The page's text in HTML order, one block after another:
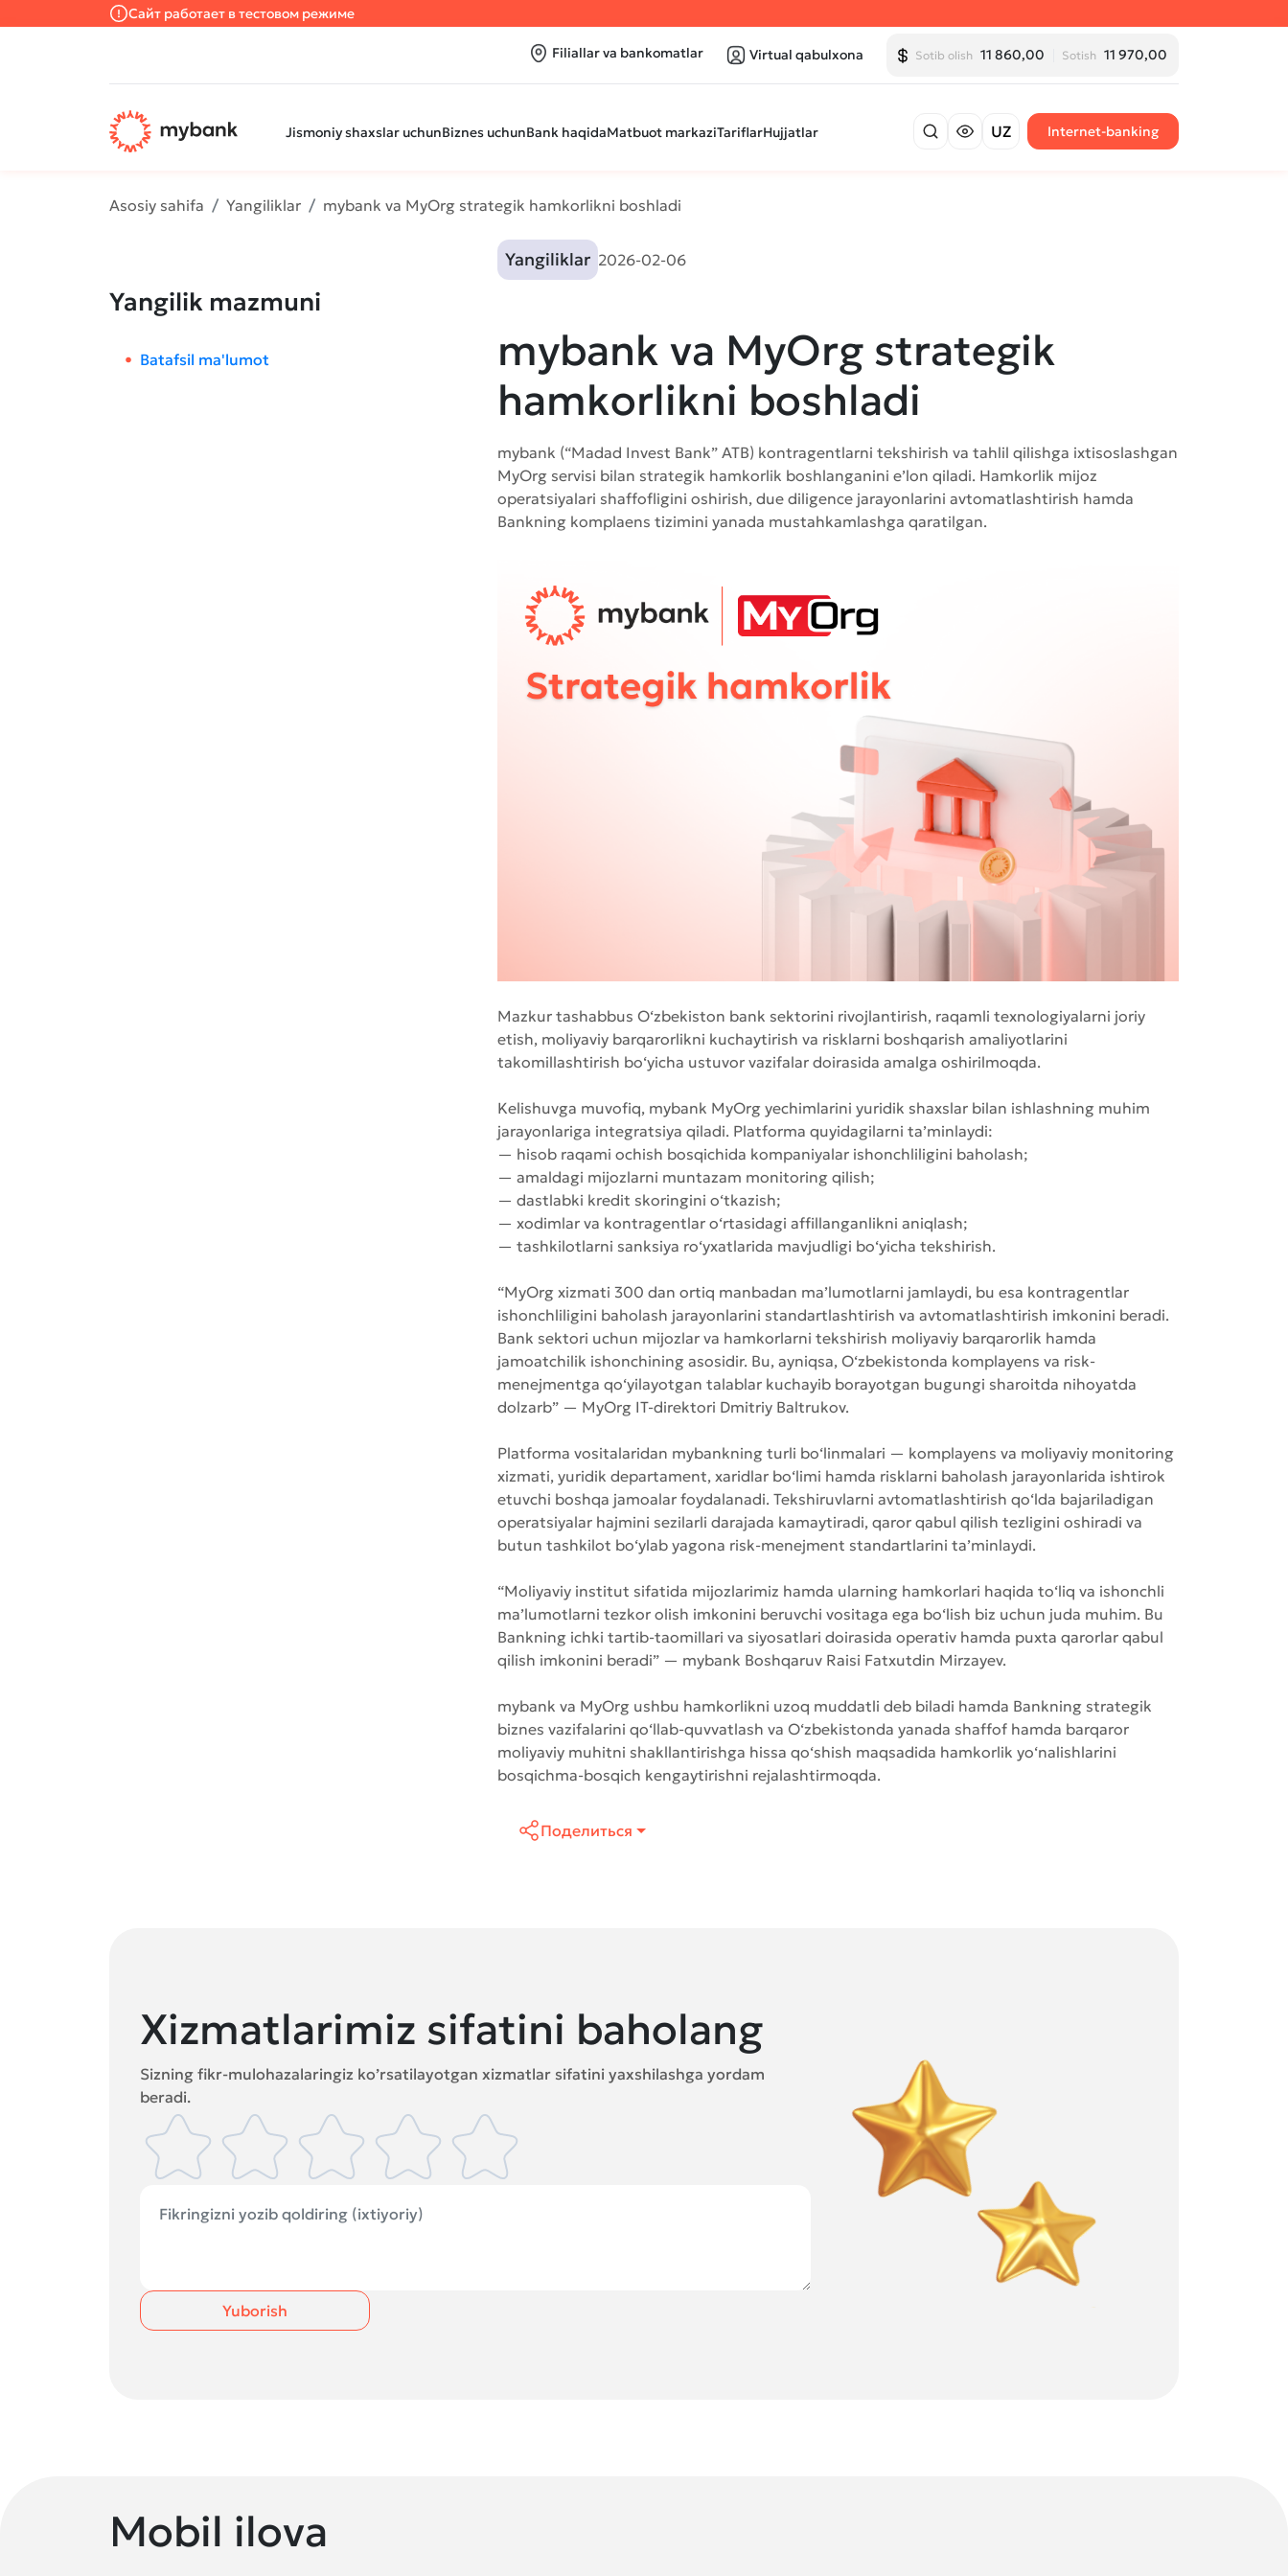
Сайт работает в тестовом режиме
Filiallar va bankomatlar Virtual qabulxona Sotib olish 11 860,00 Sotish 11 970,00
Jismoniy shaxslar uchunBiznes uchunBank haqidaMatbuot markaziTariflarHujjatlar UZ Internet-banking
Asosiy sahifa Yangiliklar mybank va MyOrg strategik hamkorlikni boshladi
Yangilik mazmuni
Batafsil ma'lumot
Yangiliklar 2026-02-06
mybank va MyOrg strategik
hamkorlikni boshladi
mybank (“Madad Invest Bank” ATB) kontragentlarni tekshirish va tahlil qilishga ixtisoslashgan
MyOrg servisi bilan strategik hamkorlik boshlanganini e’lon qiladi. Hamkorlik mijoz
operatsiyalari shaffofligini oshirish, due diligence jarayonlarini avtomatlashtirish hamda
Bankning komplaens tizimini yanada mustahkamlashga qaratilgan.
Mazkur tashabbus O‘zbekiston bank sektorini rivojlantirish, raqamli texnologiyalarni joriy
etish, moliyaviy barqarorlikni kuchaytirish va risklarni boshqarish amaliyotlarini
takomillashtirish bo‘yicha ustuvor vazifalar doirasida amalga oshirilmoqda.
Kelishuvga muvofiq, mybank MyOrg yechimlarini yuridik shaxslar bilan ishlashning muhim
jarayonlariga integratsiya qiladi. Platforma quyidagilarni ta’minlaydi:
— hisob raqami ochish bosqichida kompaniyalar ishonchliligini baholash;
— amaldagi mijozlarni muntazam monitoring qilish;
— dastlabki kredit skoringini o‘tkazish;
— xodimlar va kontragentlar o‘rtasidagi affillanganlikni aniqlash;
— tashkilotlarni sanksiya ro‘yxatlarida mavjudligi bo‘yicha tekshirish.
“MyOrg xizmati 300 dan ortiq manbadan ma’lumotlarni jamlaydi, bu esa kontragentlar
ishonchliligini baholash jarayonlarini standartlashtirish va avtomatlashtirish imkonini beradi.
Bank sektori uchun mijozlar va hamkorlarni tekshirish moliyaviy barqarorlik hamda
jamoatchilik ishonchining asosidir. Bu, ayniqsa, O‘zbekistonda komplayens va risk-
menejmentga qo‘yilayotgan talablar kuchayib borayotgan bugungi sharoitda nihoyatda
dolzarb” — MyOrg IT-direktori Dmitriy Baltrukov.
Platforma vositalaridan mybankning turli bo‘linmalari — komplayens va moliyaviy monitoring
xizmati, yuridik departament, xaridlar bo‘limi hamda risklarni baholash jarayonlarida ishtirok
etuvchi boshqa jamoalar foydalanadi. Tekshiruvlarni avtomatlashtirish qo‘lda bajariladigan
operatsiyalar hajmini sezilarli darajada kamaytiradi, qaror qabul qilish tezligini oshiradi va
butun tashkilot bo‘ylab yagona risk-menejment standartlarini ta’minlaydi.
“Moliyaviy institut sifatida mijozlarimiz hamda ularning hamkorlari haqida to‘liq va ishonchli
ma’lumotlarni tezkor olish imkonini beruvchi vositaga ega bo‘lish biz uchun juda muhim. Bu
Bankning ichki tartib-taomillari va siyosatlari doirasida operativ hamda puxta qarorlar qabul
qilish imkonini beradi” — mybank Boshqaruv Raisi Fatxutdin Mirzayev.
mybank va MyOrg ushbu hamkorlikni uzoq muddatli deb biladi hamda Bankning strategik
biznes vazifalarini qo‘llab-quvvatlash va O‘zbekistonda yanada shaffof hamda barqaror
moliyaviy muhitni shakllantirishga hissa qo‘shish maqsadida hamkorlik yo‘nalishlarini
bosqichma-bosqich kengaytirishni rejalashtirmoqda.
Поделиться
Xizmatlarimiz sifatini baholang
Sizning fikr-mulohazalaringiz ko’rsatilayotgan xizmatlar sifatini yaxshilashga yordam
beradi.
Yuborish
Mobil ilova